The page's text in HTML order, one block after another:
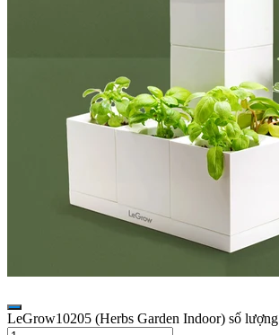
LeGrow10205 (Herbs Garden Indoor) số lượng